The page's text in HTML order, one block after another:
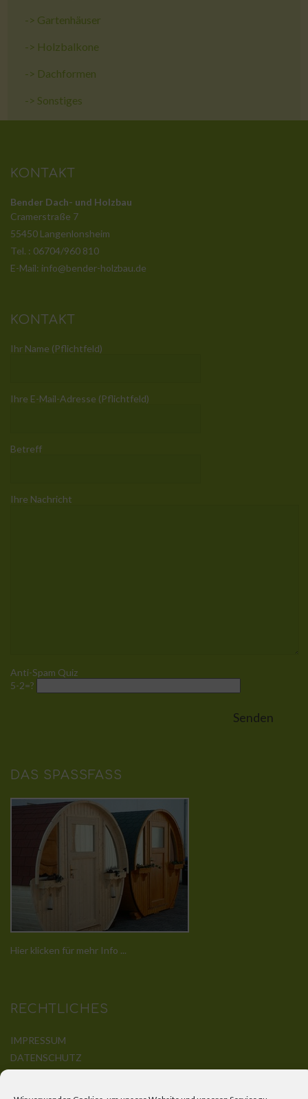
-> Gartenhäuser
-> Holzbalkone
-> Dachformen
-> Sonstiges
KONTAKT
Bender Dach- und Holzbau
Cramerstraße 7
55450 Langenlonsheim
Tel. : 06704/960 810
E-Mail: info@bender-holzbau.de
KONTAKT
Ihr Name (Pflichtfeld)
Ihre E-Mail-Adresse (Pflichtfeld)
Betreff
Ihre Nachricht
Anti-Spam Quiz
5-2=?
DAS SPASSFASS
Hier klicken für mehr Info ...
RECHTLICHES
IMPRESSUM
DATENSCHUTZ